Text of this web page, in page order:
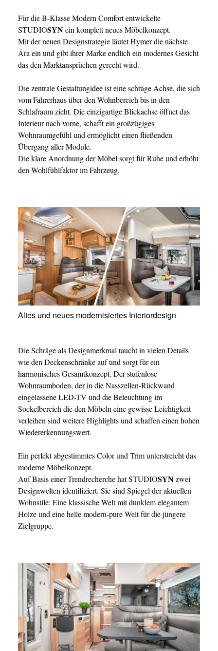
Für die B-Klasse Modern Comfort entwickelte
STUDIOSYNein komplett neues Möbelkonzept.
Mit der neuen Designstrategie läutet Hymer die nächste
Ära ein und gibt ihrer Marke endlich ein modernes Gesicht
das den Marktansprüchen gerecht wird.
Die zentrale Gestaltungidee ist eine schräge Achse, die sich
vom Fahrerhaus über den Wohnbereich bis in den
Schlafraum zieht. Die einzigartige Blickachse öffnet das
Interieur nach vorne, schafft ein großzügiges
Wohnraumgefühl und ermöglicht einen fließenden
Übergang aller Module.
Die klare Anordnung der Möbel sorgt für Ruhe und erhöht
den Wohlfühlfaktor im Fahrzeug.
Altes und neues modernisiertes Interiordesign
Die Schräge als Designmerkmal taucht in vielen Details
wie den Deckenschränke auf und sorgt für ein
harmonisches Gesamtkonzept. Der stufenlose
Wohnraumboden, der in die Nasszellen-Rückwand
eingelassene LED-TV und die Beleuchtung im
Sockelbereich die den Möbeln eine gewisse Leichtigkeit
verleihen sind weitere Highlights und schaffen einen hohen
Wiedererkennungswert.
Ein perfekt abgestimmtes Color und Trim unterstreicht das
moderne Möbelkonzept.
Auf Basis einer Trendrecherche hat STUDIOSYNzwei
Designwelten identifiziert. Sie sind Spiegel der aktuellen
Wohnstile: Eine klassische Welt mit dunklem elegantem
Holze und eine helle modern-pure Welt für die jüngere
Zielgruppe.